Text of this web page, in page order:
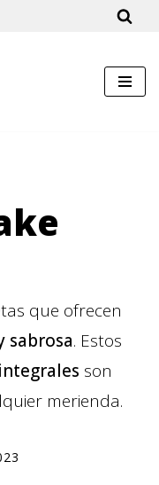
que ofrecen
sabrosa. Estos
son
merienda.